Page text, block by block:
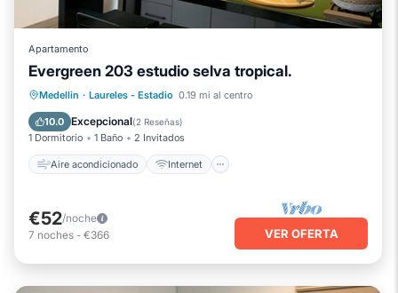
Apartamento
Evergreen 203 estudio selva tropical.
Medellin · Laureles - Estadio 0.19 mi al centro
10.0 Excepcional(2 Reseñas)
1 Dormitorio 1 Baño 2 Invitados
Aire acondicionado Internet
Aire acondicionado
Internet
Apto para niños
€52/noche
7 noches - €366 VER OFERTA